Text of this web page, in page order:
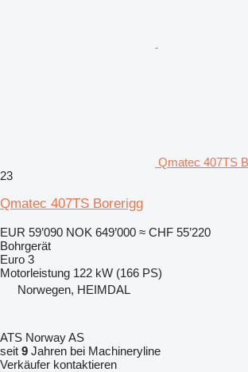
Qmatec 407TS
23
Qmatec 407TS Borerigg
EUR 59’090 NOK 649’000 ≈ CHF 55’220
Bohrgerät
Euro 3
Motorleistung 122 kW (166 PS)
Norwegen, HEIMDAL
ATS Norway AS
seit 9 Jahren bei Machineryline
Verkäufer kontaktieren